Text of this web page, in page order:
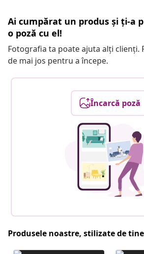
Ai cumpărat un produs și ți-a
o poză cu el!
Fotografia ta poate ajuta alți clienți.
de mai jos pentru a începe.
Încarcă poză
Produsele noastre, stilizate de